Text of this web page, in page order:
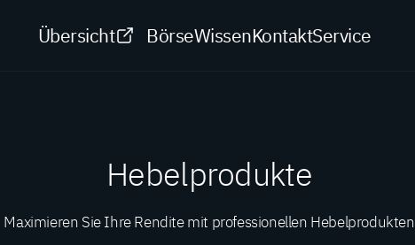
Übersicht BörseWissenKontaktService
Hebelprodukte
Maximieren Sie Ihre Rendite mit professionellen Hebelprodukten